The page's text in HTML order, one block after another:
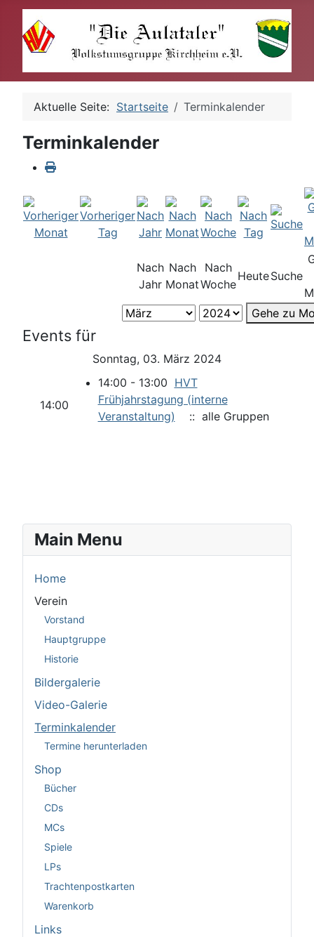
Aktuelle Seite: Startseite Terminkalender
Terminkalender
Nach
Jahr
Nach
Monat
Nach
Woche
HeuteSuche
Gehe zu
Events für
Sonntag, 03. März 2024
14:00
14:00 - 13:00 HVT
Frühjahrstagung (interne
Veranstaltung)
:: alle Gruppen
Main Menu
Home
Verein
Vorstand
Hauptgruppe
Historie
Bildergalerie
Video-Galerie
Terminkalender
Termine herunterladen
Shop
Bücher
CDs
MCs
Spiele
LPs
Trachtenpostkarten
Warenkorb
Links